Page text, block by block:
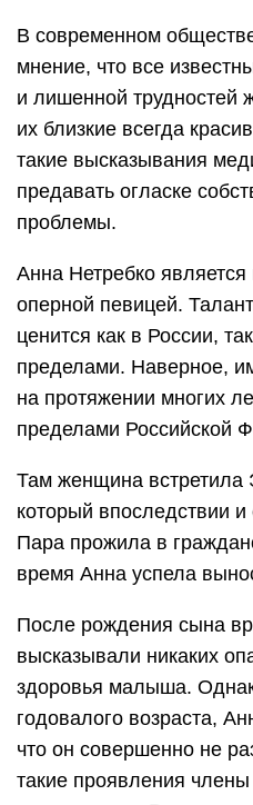
В современном
мнение, что все
и лишенной трудностей
их близкие всегда
такие высказывания
предавать огласке
проблемы.
Анна Нетребко
оперной певицей.
ценится как в России,
пределами. Наверное,
на протяжении многих
пределами Российской
Там женщина встретила
который впоследствии
Пара прожила в
время Анна успела
После рождения сына
высказывали никаких
здоровья малыша.
годовалого возраста,
что он совершенно не
такие проявления